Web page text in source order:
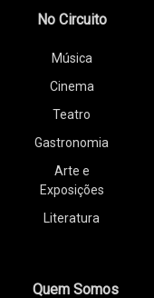
No Circuito
Música
Cinema
Teatro
Gastronomia
Arte e
Exposições
Literatura
Quem Somos